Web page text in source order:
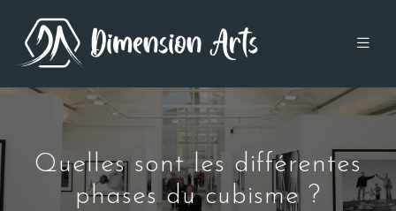
Quelles sont les différentes
phases du cubisme ?